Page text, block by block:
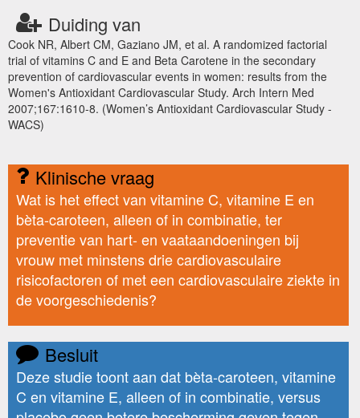
Duiding van
Cook NR, Albert CM, Gaziano JM, et al. A randomized factorial
trial of vitamins C and E and Beta Carotene in the secondary
prevention of cardiovascular events in women: results from the
Women's Antioxidant Cardiovascular Study. Arch Intern Med
2007;167:1610-8. (Women’s Antioxidant Cardiovascular Study -
WACS)
Klinische vraag
Wat is het effect van vitamine C, vitamine E en
bèta-caroteen, alleen of in combinatie, ter
preventie van hart- en vaataandoeningen bij
vrouw met minstens drie cardiovasculaire
risicofactoren of met een cardiovasculaire ziekte in
de voorgeschiedenis?
Besluit
Deze studie toont aan dat bèta-caroteen, vitamine
C en vitamine E, alleen of in combinatie, versus